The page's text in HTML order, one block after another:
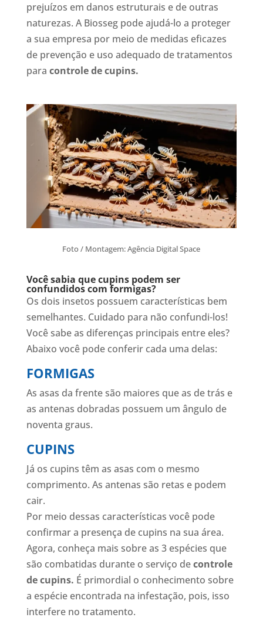
prejuízos em danos estruturais e de outras
naturezas. A Biosseg pode ajudá-lo a proteger
a sua empresa por meio de medidas eficazes
de prevenção e uso adequado de tratamentos
para controle de cupins.
Foto / Montagem: Agência Digital Space
Você sabia que cupins podem ser
confundidos com formigas?
Os dois insetos possuem características bem
semelhantes. Cuidado para não confundi-los!
Você sabe as diferenças principais entre eles?
Abaixo você pode conferir cada uma delas:
FORMIGAS
As asas da frente são maiores que as de trás e
as antenas dobradas possuem um ângulo de
noventa graus.
CUPINS
Já os cupins têm as asas com o mesmo
comprimento. As antenas são retas e podem
cair.
Por meio dessas características você pode
confirmar a presença de cupins na sua área.
Agora, conheça mais sobre as 3 espécies que
são combatidas durante o serviço decontrole
de cupins. É primordial o conhecimento sobre
a espécie encontrada na infestação, pois, isso
interfere no tratamento.